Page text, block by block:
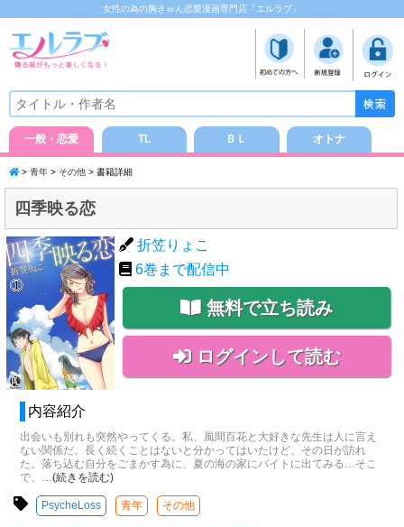
女性の為の胸きゅん恋愛漫画専門店「エルラブ」
一般・恋愛 TL ＢＬ オトナ
> 青年 > その他 > 書籍詳細
四季映る恋
折笠りょこ
6巻まで配信中
無料で立ち読み
ログインして読む
内容紹介
出会いも別れも突然やってくる。私、風間百花と大好きな先生は人に言え
ない関係だ。長く続くことはないと分かってはいたけど、その日が訪れ
た。落ち込む自分をごまかす為に、夏の海の家にバイトに出てみる…そこ
で、
(続きを読む)
PsycheLoss 青年 その他